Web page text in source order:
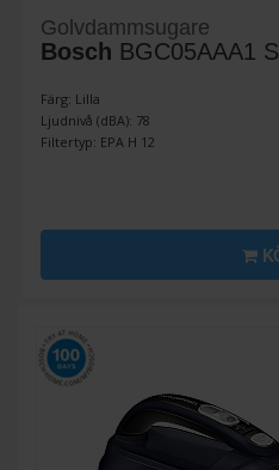
Golvdammsugare
Bosch BGC05AAA1
Färg: Lilla
Ljudnivå (dBA): 78
Filtertyp: EPA H 12